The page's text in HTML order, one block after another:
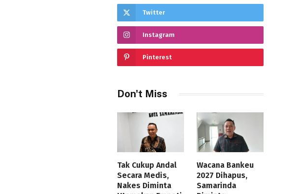
Twitter
Instagram
Pinterest
Don't Miss
Tak Cukup Andal
Secara Medis,
Nakes Diminta
Wacana Bankeu
2027 Dihapus,
Samarinda